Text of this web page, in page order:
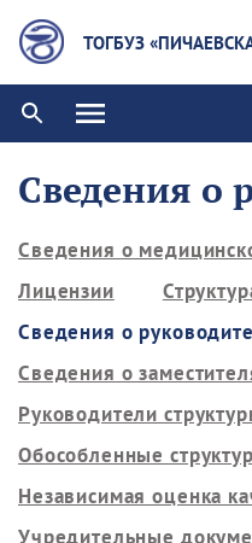
ТОГБУЗ
Сведения о
Сведения о
Лицензии
Сведения о
Сведения о
Руководители
Обособленные
Независимая оценка
Учредительные